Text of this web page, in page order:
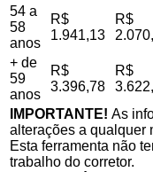
54 a
58
anos
R$
1.941,13
R$
+ de
59
anos
R$
3.396,78
R$
IMPORTANTE! As
alterações a qualquer
Esta ferramenta não
trabalho do corretor.